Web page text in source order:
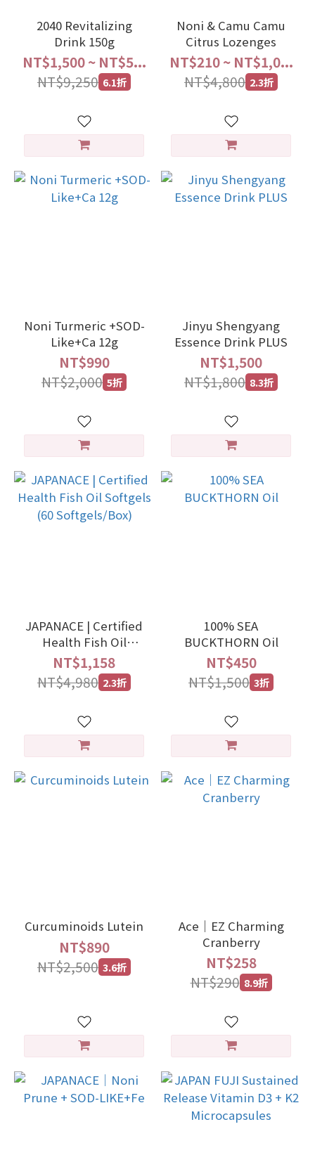
2040 Revitalizing
Drink 150g
NT$1,500 ~ NT$5...
NT$9,250 6.1折
Noni & Camu Camu
Citrus Lozenges
NT$210 ~ NT$1,0...
NT$4,800 2.3折
Noni Turmeric +SOD-
Like+Ca 12g
NT$990
NT$2,000 5折
Jinyu Shengyang
Essence Drink PLUS
NT$1,500
NT$1,800 8.3折
JAPANACE | Certified
Health Fish Oil
Softgels (60
Softgels/Box)
NT$1,158
NT$4,980 2.3折
100% SEA
BUCKTHORN Oil
NT$450
NT$1,500 3折
Curcuminoids Lutein
NT$890
NT$2,500 3.6折
Ace｜EZ Charming
Cranberry
NT$258
NT$290 8.9折